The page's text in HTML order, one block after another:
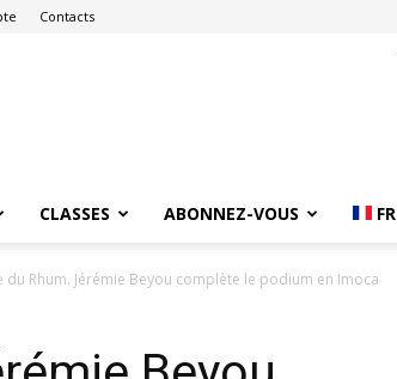
Contacts
CLASSES ABONNEZ-VOUS FR
du Rhum. Jérémie Beyou complète le podium en Imoca